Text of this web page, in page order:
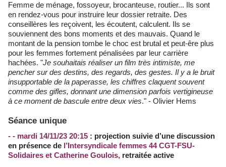
Femme de ménage, fossoyeur, brocanteuse, routier... Ils sont
en rendez-vous pour instruire leur dossier retraite. Des
conseillères les reçoivent, les écoutent, calculent. Ils se
souviennent des bons moments et des mauvais. Quand le
montant de la pension tombe le choc est brutal et peut-êre plus
pour les femmes fortement pénalisées par leur carrière
hachées. "Je souhaitais réaliser un film très intimiste, me
pencher sur des destins, des regards, des gestes. Il y a le bruit
insupportable de la paperasse, les chiffres claquent souvent
comme des gifles, donnant une dimension parfois vertigineuse
à ce moment de bascule entre deux vies." - Olivier Hems
Séance unique
- - mardi 14/11/23 20:15 : projection suivie d’une discussion
en présence de l’Intersyndicale femmes 44 CGT-FSU-
Solidaires et Catherine Goulois, retraitée active